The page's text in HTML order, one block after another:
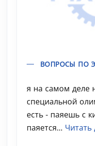
ВОПРОСЫ ПО
я на самом деле
специальной
есть - паяешь с
паяется... Читать